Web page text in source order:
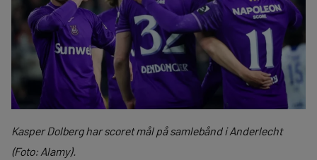
Kasper Dolberg har scoret mål på samlebånd i Anderlecht
(Foto: Alamy).